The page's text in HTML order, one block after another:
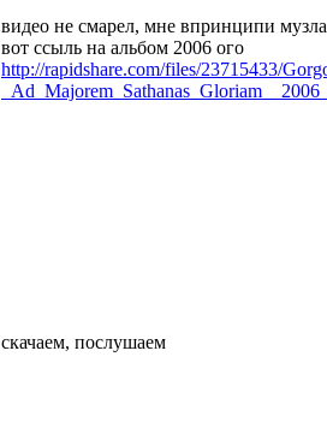
видео не смарел, мне впринципи музла
вот ссыль на альбом 2006 ого
http://rapidshare.com/files/23715433/
скачаем, послушаем